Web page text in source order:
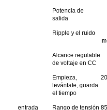
Potencia de
salida
Ripple y el ruido
Alcance regulable
de voltaje en CC
Empieza,
levántate, guarda
el tiempo
entrada
Rango de tensión